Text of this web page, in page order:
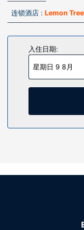
连锁酒店 : Lemon
入住日期:
星期日 9 8月